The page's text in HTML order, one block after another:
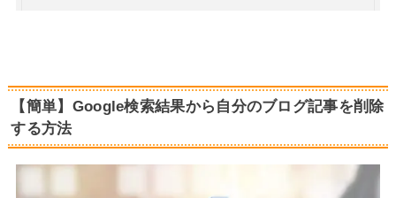
【簡単】Google検索結果から自分のブログ記事を削除
する方法